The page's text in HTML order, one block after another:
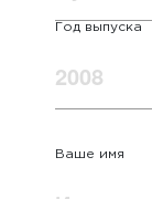
Год выпуска
Ваше имя